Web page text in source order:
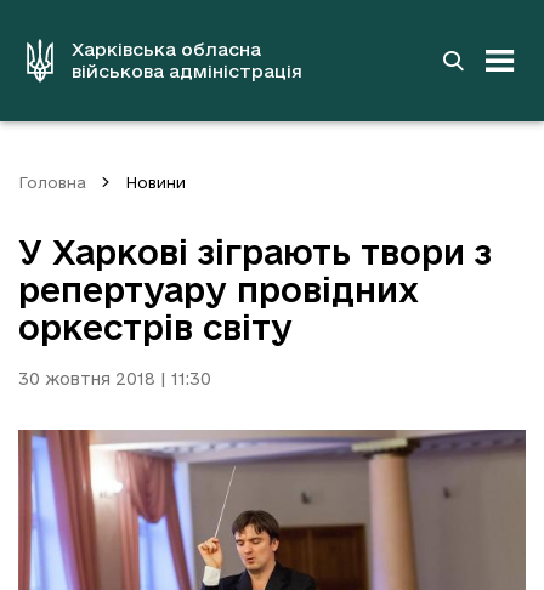
вмістуХарківська обласна
військова адміністрація
Головна Новини
У Харкові зіграють твори з
репертуару провідних
оркестрів світу
30 жовтня 2018 | 11:30